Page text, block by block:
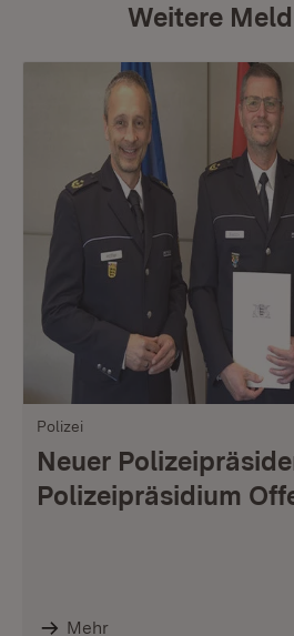
Weitere
Polizei
Neuer
Polizeipräsidium
Mehr